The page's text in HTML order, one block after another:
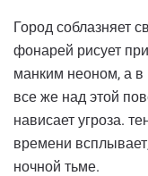
Город соблазняет
фонарей рисует
манким неоном, а
все же над этой
нависает угроза.
времени
ночной тьме.